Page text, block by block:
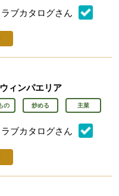
ブカタログさん
録：
メント：
ィンパエリア
の 炒める 主菜
ブカタログさん
録：
メント：